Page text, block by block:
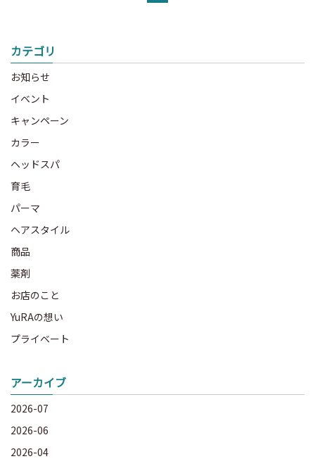
カテゴリ
お知らせ
イベント
キャンペーン
カラー
ヘッドスパ
育毛
パーマ
ヘアスタイル
商品
薬剤
お店のこと
YuRAの想い
プライベート
アーカイブ
2026-07
2026-06
2026-04